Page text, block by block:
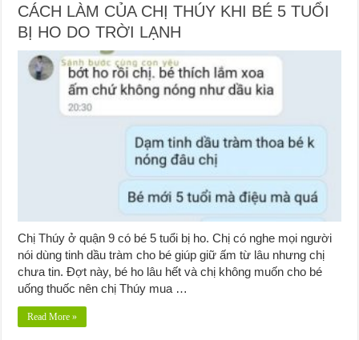
CÁCH LÀM CỦA CHỊ THÚY KHI BÉ 5 TUỔI
BỊ HO DO TRỜI LẠNH
Chị Thúy ở quận 9 có bé 5 tuổi bị ho. Chị có nghe mọi người
nói dùng tinh dầu tràm cho bé giúp giữ ấm từ lâu nhưng chị
chưa tin. Đợt này, bé ho lâu hết và chị không muốn cho bé
uống thuốc nên chị Thúy mua …
Read More »